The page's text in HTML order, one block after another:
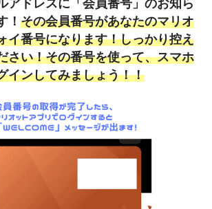
アドレスに「 会員番号」のお知ら
！ その会員番号があなたのマリオ
イ番号になります！しっかり控え
さい！その番号を使って、スマホ
インしてみましょう！！